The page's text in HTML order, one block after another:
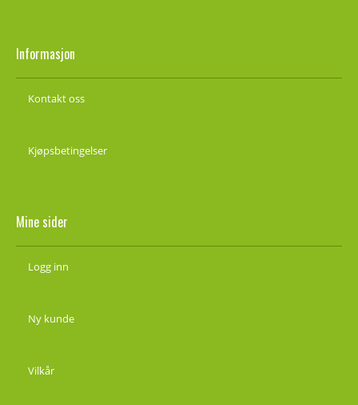
Informasjon
Kontakt oss
Kjøpsbetingelser
Mine sider
Logg inn
Ny kunde
Vilkår